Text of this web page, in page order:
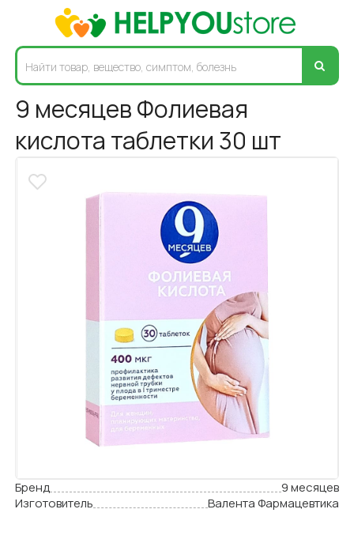
9 месяцев Фолиевая
кислота таблетки 30 шт
Бренд
9 месяцев
Изготовитель
Валента Фармацевтика